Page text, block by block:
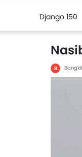
Django 150
B